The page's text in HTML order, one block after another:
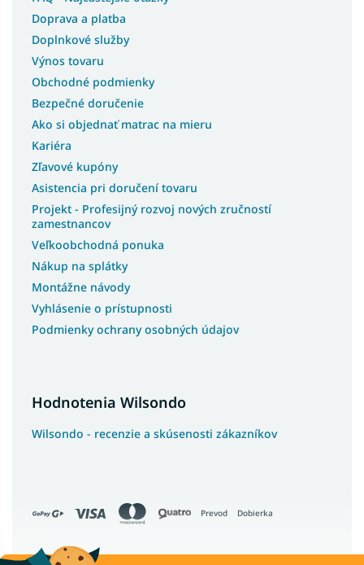
Doprava a platba
Doplnkové služby
Výnos tovaru
Obchodné podmienky
Bezpečné doručenie
Ako si objednať matrac na mieru
Kariéra
Zľavové kupóny
Asistencia pri doručení tovaru
Projekt - Profesijný rozvoj nových zručností
zamestnancov
Veľkoobchodná ponuka
Nákup na splátky
Montážne návody
Vyhlásenie o prístupnosti
Podmienky ochrany osobných údajov
Hodnotenia Wilsondo
Wilsondo - recenzie a skúsenosti zákazníkov
Prevod Dobierka